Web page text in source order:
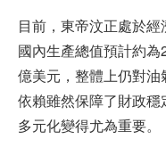
目前，東帝汶正處於
國內生產總值預計約
億美元，整體上仍對油
依賴雖然保障了財政
多元化變得尤為重要。